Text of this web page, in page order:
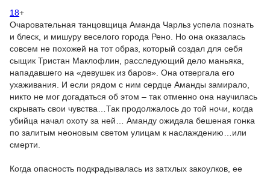
18+
Очаровательная танцовщица Аманда Чарльз успела познать
и блеск, и мишуру веселого города Рено. Но она оказалась
совсем не похожей на тот образ, который создал для себя
сыщик Тристан Маклофлин, расследующий дело маньяка,
нападавшего на «девушек из баров». Она отвергала его
ухаживания. И если рядом с ним сердце Аманды замирало,
никто не мог догадаться об этом – так отменно она научилась
скрывать свои чувства…Так продолжалось до той ночи, когда
убийца начал охоту за ней… Аманду ожидала бешеная гонка
по залитым неоновым светом улицам к наслаждению…или
смерти.
Когда опасность подкрадывалась из затхлых закоулков, ее